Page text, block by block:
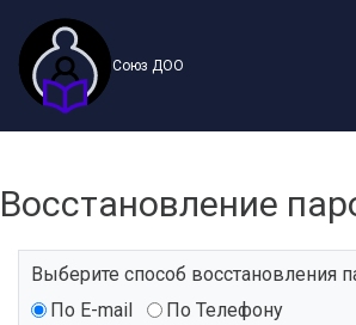
Союз ДОО
Восстановление
Выберите способ восстановления
По E-mail
По Телефону